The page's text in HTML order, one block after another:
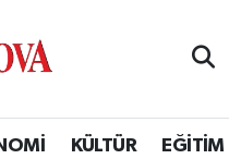
KÜLTÜR EĞİTİM